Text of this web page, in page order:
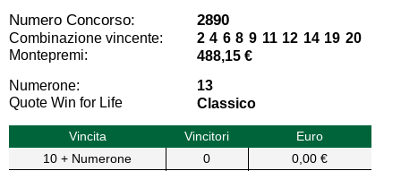
Numero Concorso: 2890
Combinazione vincente:
2 4 6 8 9 11 12 14 19 20
Montepremi:
488,15 €
Numerone:
13
Quote Win for Life
Classico
Vincita Vincitori
Euro
10 + Numerone
0
0,00 €